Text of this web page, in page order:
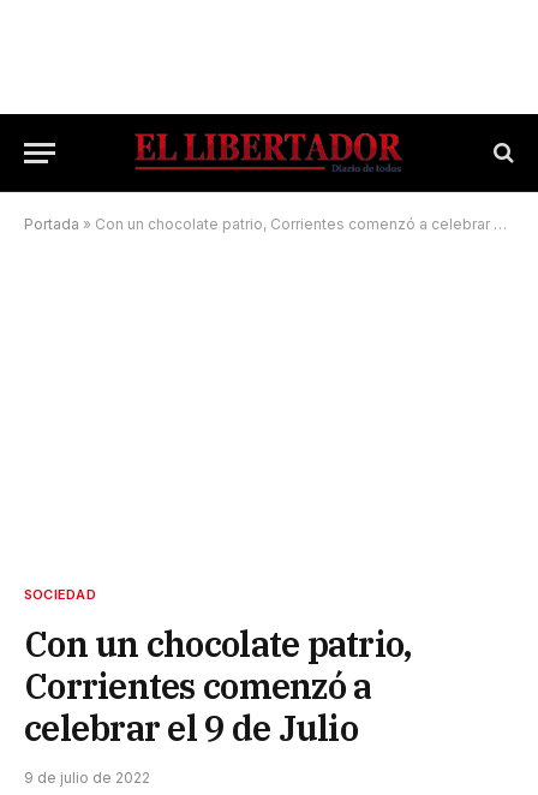
Portada » Con un chocolate patrio, Corrientes comenzó a celebrar el 9 de Julio
SOCIEDAD
Con un chocolate patrio,
Corrientes comenzó a
celebrar el 9 de Julio
9 de julio de 2022